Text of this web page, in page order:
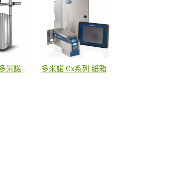
唐亞Domino多米諾 Ax系列AX350I 小字體噴字機 多米諾 Cx系列 紙箱高解析噴印機